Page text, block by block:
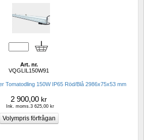
Art. nr.
VQGLIL150W91
Tomatodling 150W IP65 Röd/Blå 2986x75x53 mm
2 900,00 kr
Ink. moms.3 625,00 kr